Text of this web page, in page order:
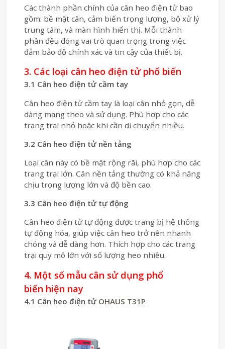
Các thành phần chính của cân heo điện tử bao
gồm: bề mặt cân, cảm biến trọng lượng, bộ xử lý
trung tâm, và màn hình hiển thị. Mỗi thành
phần đều đóng vai trò quan trọng trong việc
đảm bảo độ chính xác và tin cậy của thiết bị.
3. Các loại cân heo điện tử phổ biến
3.1 Cân heo điện tử cầm tay
Cân heo điện tử cầm tay là loại cân nhỏ gọn, dễ
dàng mang theo và sử dụng. Phù hợp cho các
trang trại nhỏ hoặc khi cần di chuyển nhiều.
3.2 Cân heo điện tử nền tảng
Loại cân này có bề mặt rộng rãi, phù hợp cho các
trang trại lớn. Cân nền tảng thường có khả năng
chịu trọng lượng lớn và độ bền cao.
3.3 Cân heo điện tử tự động
Cân heo điện tử tự động được trang bị hệ thống
tự động hóa, giúp việc cân heo trở nên nhanh
chóng và dễ dàng hơn. Thích hợp cho các trang
trại quy mô lớn với số lượng heo nhiều.
4. Một số mẫu cân sử dụng phổ
biến hiện nay
4.1 Cân heo điện tử OHAUS T31P